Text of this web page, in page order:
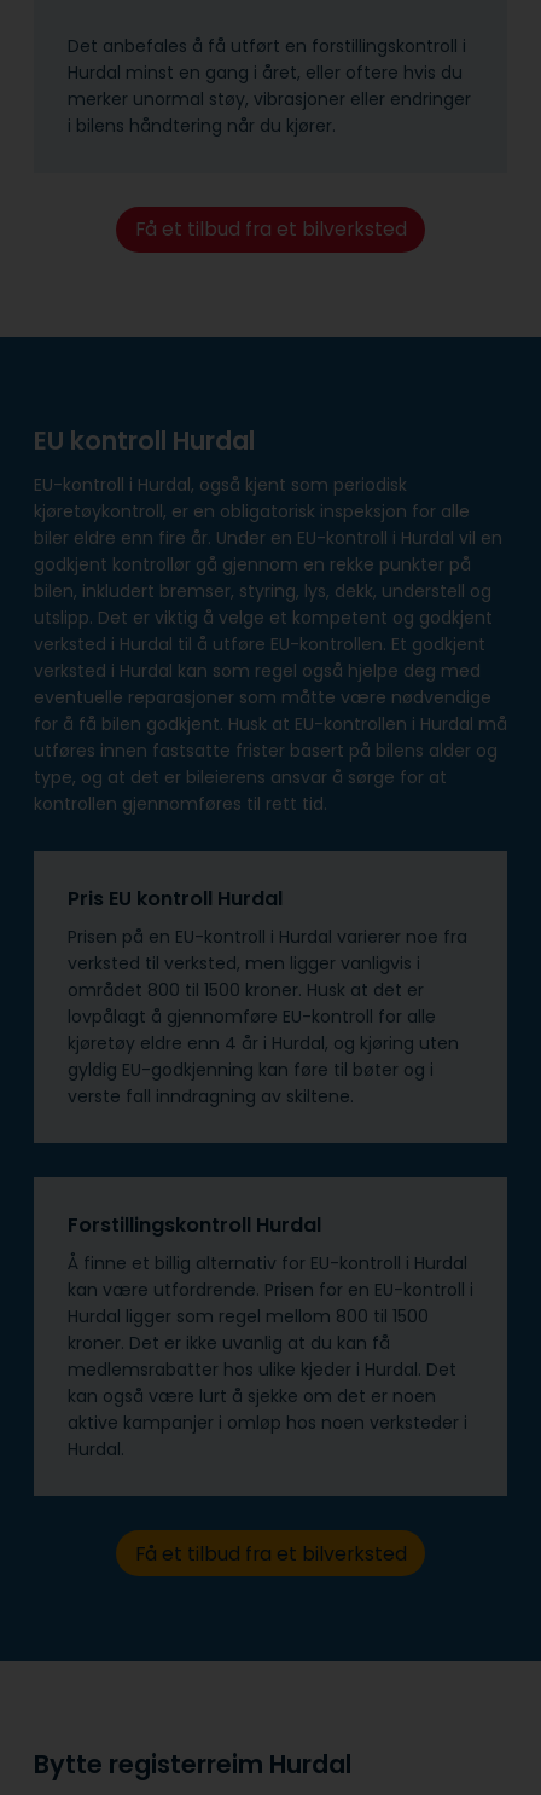
Det anbefales å få utført en forstillingskontroll i
Hurdal minst en gang i året, eller oftere hvis du
merker unormal støy, vibrasjoner eller endringer
i bilens håndtering når du kjører.
Få et tilbud fra et bilverksted
EU kontroll Hurdal
EU-kontroll i Hurdal, også kjent som periodisk
kjøretøykontroll, er en obligatorisk inspeksjon for alle
biler eldre enn fire år. Under en EU-kontroll i Hurdal vil en
godkjent kontrollør gå gjennom en rekke punkter på
bilen, inkludert bremser, styring, lys, dekk, understell og
utslipp. Det er viktig å velge et kompetent og godkjent
verksted i Hurdal til å utføre EU-kontrollen. Et godkjent
verksted i Hurdal kan som regel også hjelpe deg med
eventuelle reparasjoner som måtte være nødvendige
for å få bilen godkjent. Husk at EU-kontrollen i Hurdal må
utføres innen fastsatte frister basert på bilens alder og
type, og at det er bileierens ansvar å sørge for at
kontrollen gjennomføres til rett tid.
Pris EU kontroll Hurdal
Prisen på en EU-kontroll i Hurdal varierer noe fra
verksted til verksted, men ligger vanligvis i
området 800 til 1500 kroner. Husk at det er
lovpålagt å gjennomføre EU-kontroll for alle
kjøretøy eldre enn 4 år i Hurdal, og kjøring uten
gyldig EU-godkjenning kan føre til bøter og i
verste fall inndragning av skiltene.
Forstillingskontroll Hurdal
Å finne et billig alternativ for EU-kontroll i Hurdal
kan være utfordrende. Prisen for en EU-kontroll i
Hurdal ligger som regel mellom 800 til 1500
kroner. Det er ikke uvanlig at du kan få
medlemsrabatter hos ulike kjeder i Hurdal. Det
kan også være lurt å sjekke om det er noen
aktive kampanjer i omløp hos noen verksteder i
Hurdal.
Få et tilbud fra et bilverksted
Bytte registerreim Hurdal